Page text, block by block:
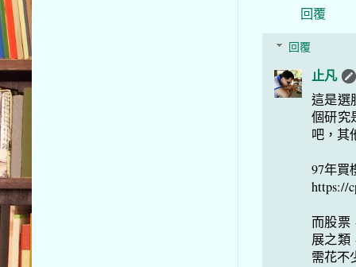
回覆
回覆
止凡
這是選
個研究
吧，其
97年買
https://
而股票
展之類
需花不